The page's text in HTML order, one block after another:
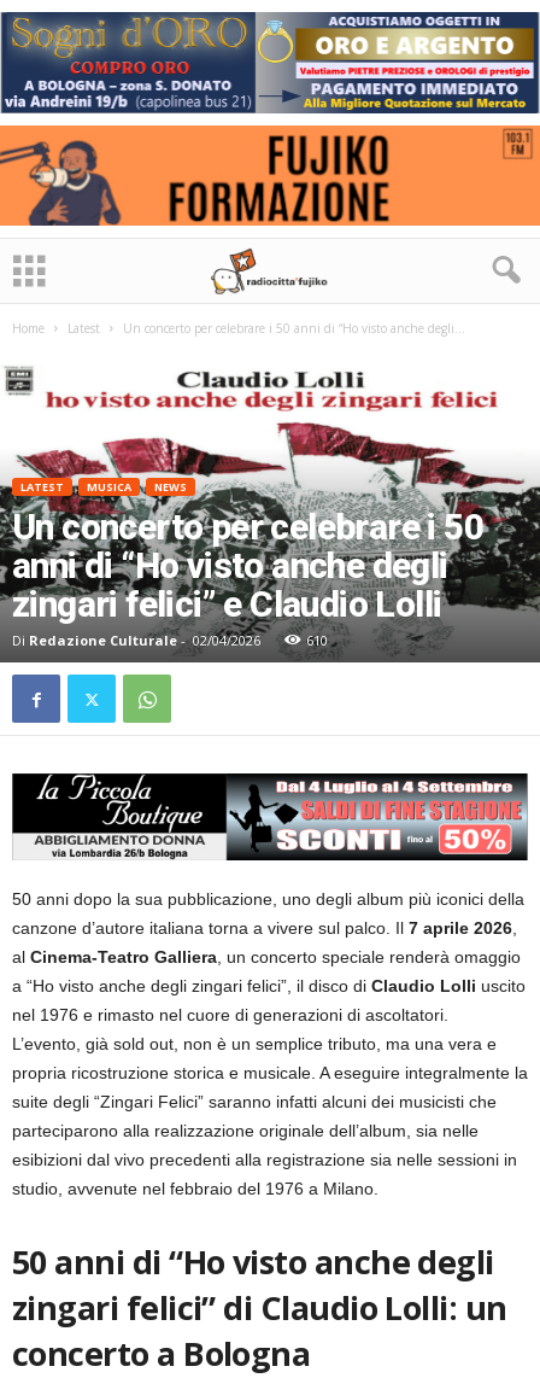
Home Latest Un concerto per celebrare i 50 anni di “Ho visto anche degli...
LATEST MUSICA NEWS
Un concerto per celebrare i 50
anni di “Ho visto anche degli
zingari felici” e Claudio Lolli
Di Redazione Culturale- 02/04/2026 610
50 anni dopo la sua pubblicazione, uno degli album più iconici della
canzone d’autore italiana torna a vivere sul palco. Il 7 aprile 2026,
al Cinema-Teatro Galliera, un concerto speciale renderà omaggio
a “Ho visto anche degli zingari felici”, il disco di Claudio Lolli uscito
nel 1976 e rimasto nel cuore di generazioni di ascoltatori.
L’evento, già sold out, non è un semplice tributo, ma una vera e
propria ricostruzione storica e musicale. A eseguire integralmente la
suite degli “Zingari Felici” saranno infatti alcuni dei musicisti che
parteciparono alla realizzazione originale dell’album, sia nelle
esibizioni dal vivo precedenti alla registrazione sia nelle sessioni in
studio, avvenute nel febbraio del 1976 a Milano.
50 anni di “Ho visto anche degli
zingari felici” di Claudio Lolli: un
concerto a Bologna